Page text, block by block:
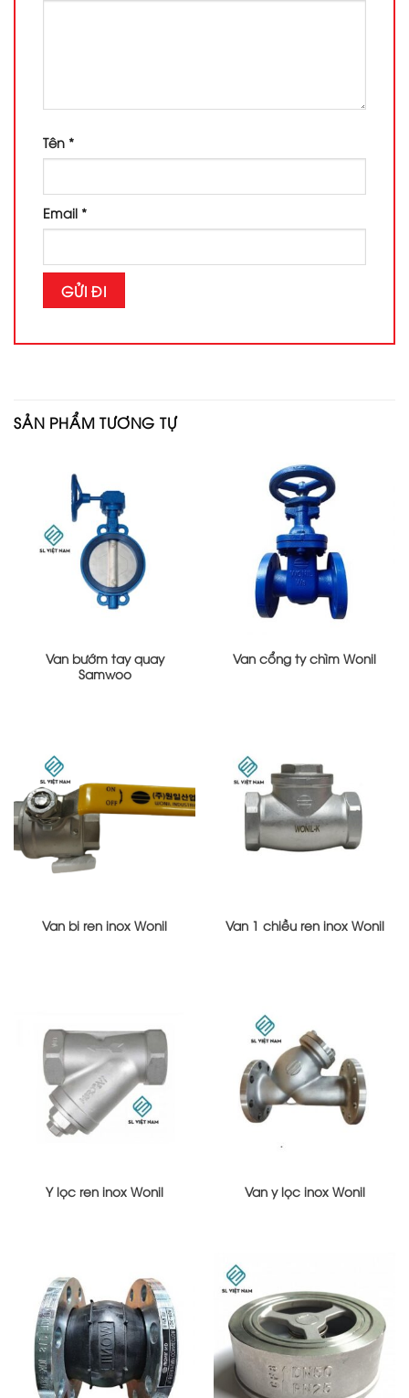
Tên *
Email *
SẢN PHẨM TƯƠNG TỰ
Van bướm tay quay
Samwoo
Van cổng ty chìm Wonil
Van bi ren inox Wonil Van 1 chiều ren inox Wonil
Y lọc ren inox Wonil Van y lọc inox Wonil